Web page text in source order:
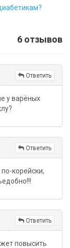
6 отзывов
Ответить
у варёных
Ответить
корейски,
Ответить
повысить